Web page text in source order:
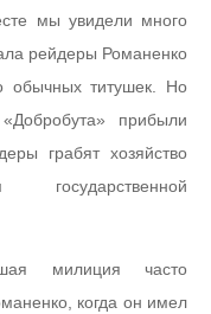
мы увидели много
рейдеры Романенко
обычных титушек. Но
прибыли
грабят хозяйство
милиция часто
когда он имел